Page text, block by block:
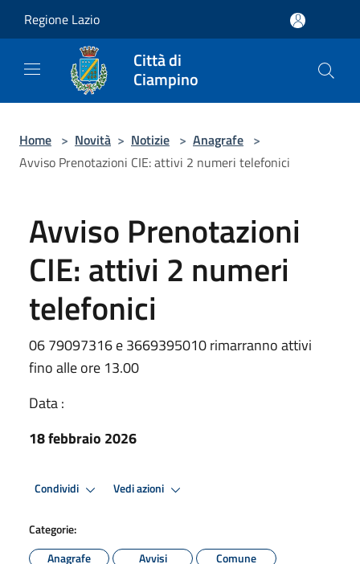
Regione Lazio
Città di
Ciampino
Home > Novità > Notizie > Anagrafe >
Avviso Prenotazioni CIE: attivi 2 numeri telefonici
Avviso Prenotazioni
CIE: attivi 2 numeri
telefonici
06 79097316 e 3669395010 rimarranno attivi
fino alle ore 13.00
Data :
18 febbraio 2026
Condividi Vedi azioni
Categorie:
Anagrafe
Avvisi Comune